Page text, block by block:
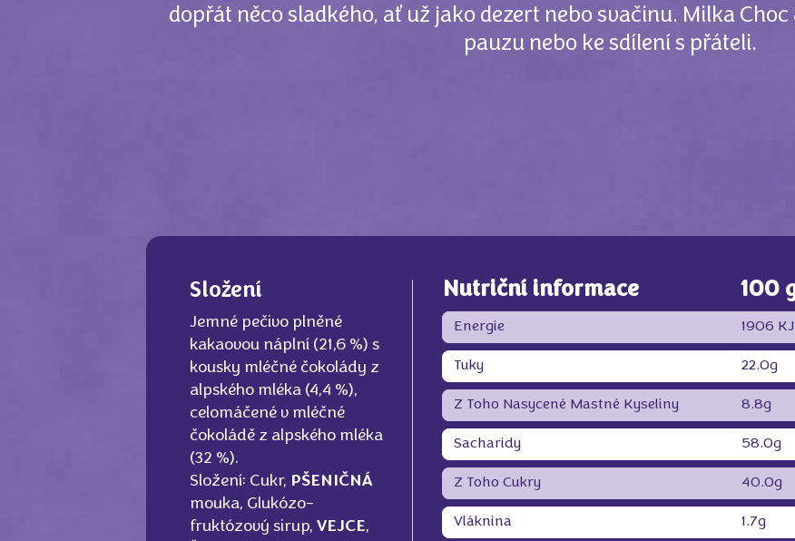
dopřát něco sladkého, ať už jako dezert nebo svačinu. Milka
pauzu nebo ke sdílení s přáteli.
Složení
Jemné pečivo plněné
kakaovou náplní (21,6 %) s
kousky mléčné čokolády z
alpského mléka (4,4 %),
celomáčené v mléčné
čokoládě z alpského mléka
(32 %).
Složení: Cukr, PŠENIČNÁ
mouka, Glukózo-
fruktózový sirup, VEJCE,
Nutriční informace 100
Energie 1906
Tuky 22.0g
Z Toho Nasycené Mastné Kyseliny 8.8g
Sacharidy 58.0g
Z Toho Cukry 40.0g
Vláknina 1.7g